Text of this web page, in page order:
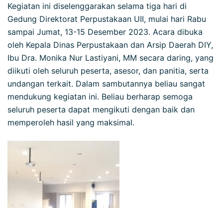
Kegiatan ini diselenggarakan selama tiga hari di
Gedung Direktorat Perpustakaan UII, mulai hari Rabu
sampai Jumat, 13-15 Desember 2023. Acara dibuka
oleh Kepala Dinas Perpustakaan dan Arsip Daerah DIY,
Ibu Dra. Monika Nur Lastiyani, MM secara daring, yang
diikuti oleh seluruh peserta, asesor, dan panitia, serta
undangan terkait. Dalam sambutannya beliau sangat
mendukung kegiatan ini. Beliau berharap semoga
seluruh peserta dapat mengikuti dengan baik dan
memperoleh hasil yang maksimal.